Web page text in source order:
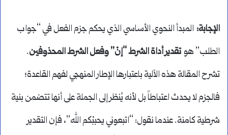
الإجابة: المبدأ النحوي الأساسي الذي يحكم جزم الفعل في “جواب
الطلب” هوتقدير أداة الشرط “إنْ” وفعل الشرط المحذوفين.
تشرح المقالة هذه الآلية باعتبارها الإطار المنهجي لفهم القاعدة؛
فالجزم لا يحدث اعتباطاً بل لأنه يُنظر إلى الجملة على أنها تتضمن بنية
شرطية كامنة. عندما نقول: “اتبعوني يحببْكم الله”، فإن التقدير